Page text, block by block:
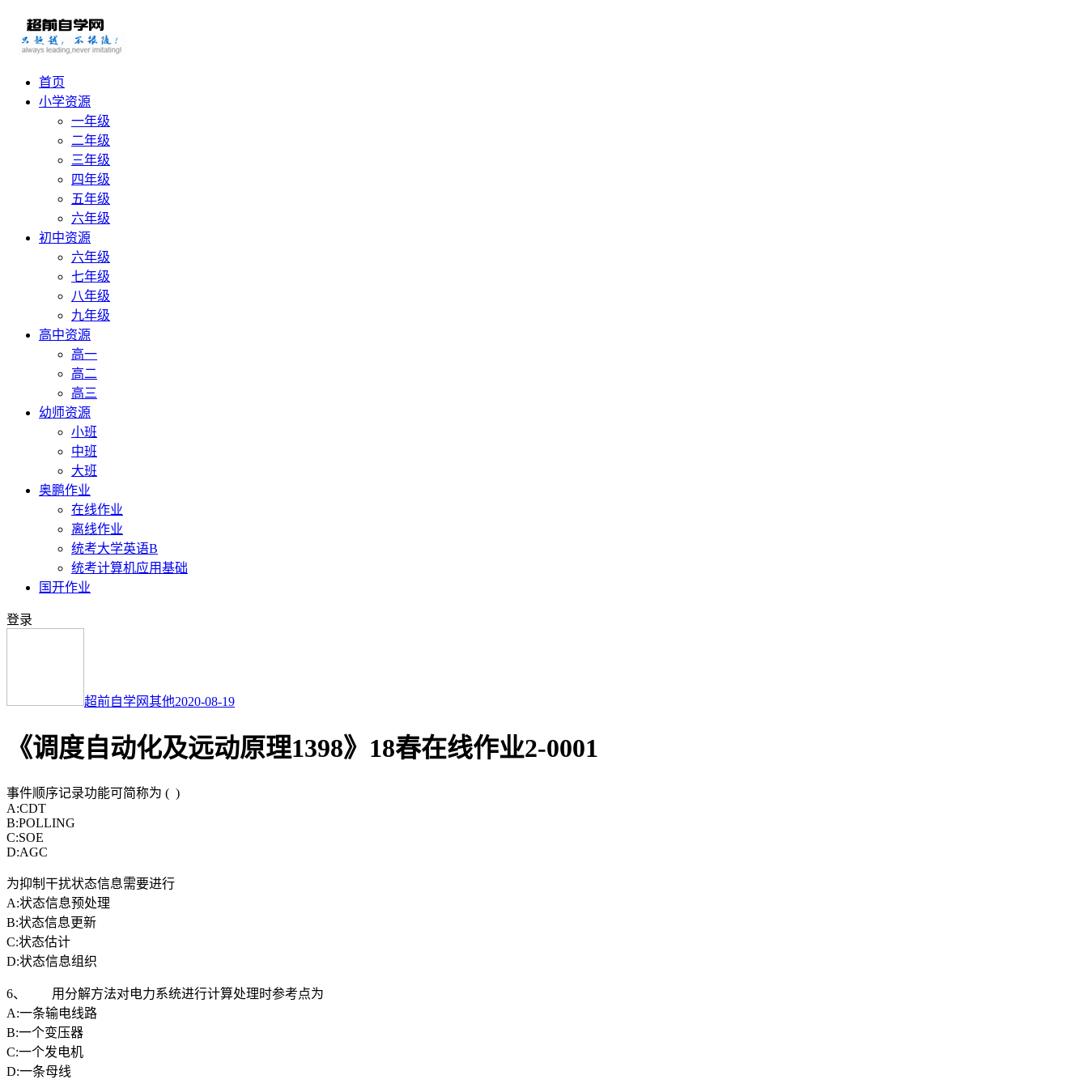
首页
小学资源
一年级
二年级
三年级
四年级
五年级
六年级
初中资源
六年级
七年级
八年级
九年级
高中资源
高一
高二
高三
幼师资源
小班
中班
大班
奥鹏作业
在线作业
离线作业
统考大学英语B
统考计算机应用基础
国开作业
登录
超前自学网其他2020-08-19
《调度自动化及远动原理1398》18春在线作业2-0001
事件顺序记录功能可简称为 ( )
A:CDT
B:POLLING
C:SOE
D:AGC
为抑制干扰状态信息需要进行
A:状态信息预处理
B:状态信息更新
C:状态估计
D:状态信息组织
6、 用分解方法对电力系统进行计算处理时参考点为
A:一条输电线路
B:一个变压器
C:一个发电机
D:一条母线